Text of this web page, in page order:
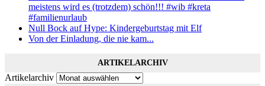
meistens wird es (trotzdem) schön!!! #wib #kreta
#familienurlaub
Null Bock auf Hype: Kindergeburtstag mit Elf
Von der Einladung, die nie kam...
ARTIKELARCHIV
Artikelarchiv